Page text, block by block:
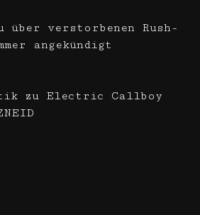
über verstorbenen Rush-
angekündigt
zu Electric Callboy